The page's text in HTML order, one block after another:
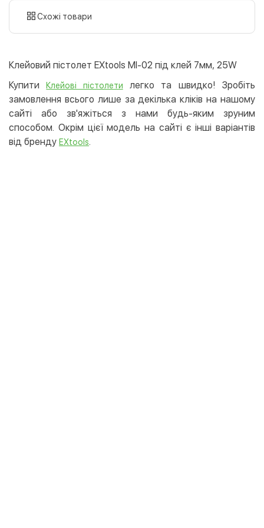
картою
Apple Pay
Google Pay
Безготівковий розрахунок
Оплата на карту юр.особи
Безкоштовно
Схожі товари
Клейовий пістолет EXtools MI-02 під клей 7мм, 25W
КупитиКлейові пістолети
легко та швидко! Зробіть
замовлення всього лише за декілька кліків на нашому
сайті або зв'яжіться з нами будь-яким зруним
способом. Окрім цієї модель на сайті є інші варіантів
від бренду EXtools.